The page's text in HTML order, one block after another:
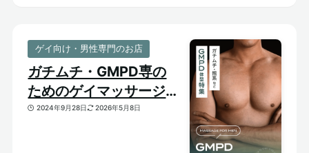
ゲイ向け・男性専門のお店
ガチムチ・GMPD専の
ためのゲイマッサージ
【太め・熊系のおすすめ
2024年9月28日 2026年5月8日